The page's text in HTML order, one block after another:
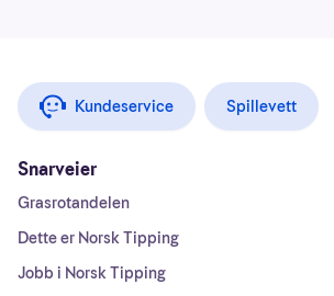
Kundeservice Spillevett
Snarveier
Grasrotandelen
Dette er Norsk Tipping
Jobb i Norsk Tipping